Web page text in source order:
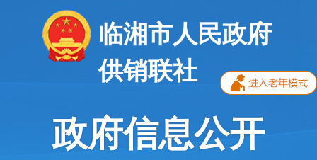
临湘市人民政府
供销联社
政府信息公开